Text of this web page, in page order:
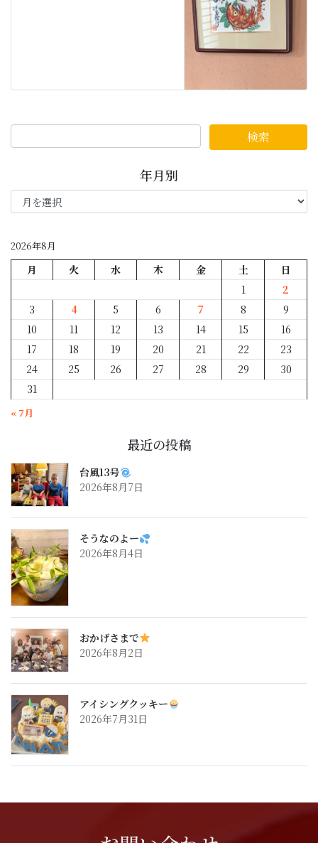
年月別
年
月
2026年8月
月 火 水 木 金 土
日
1
2
3
4 5 6 7 8
9
10
11 12 13 14 15
16
17
18 19 20 21 22
23
24
25 26 27 28 29
30
31
« 7月
最近の投稿
台風13号
2026年8月7日
そうなのよー
2026年8月4日
おかげさまで
2026年8月2日
アイシングクッキー
2026年7月31日